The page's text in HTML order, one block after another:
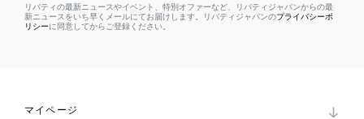
リバティの最新ニュースやイベント、特別オファーなど、リバティジャパンからの最
新ニュースをいち早くメールにてお届けします。リバティジャパンのプライバシーポ
リシーに同意してからご登録ください。
マイページ